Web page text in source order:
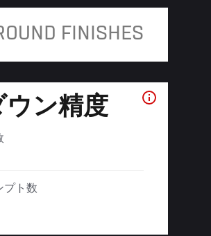
FINISHES
ウン精度
プト数